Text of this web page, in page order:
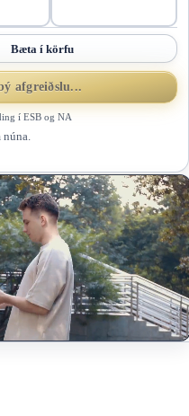
Bæta í körfu
afgreiðslu...
í ESB og NA